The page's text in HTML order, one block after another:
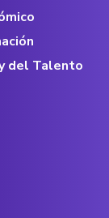
del Talento